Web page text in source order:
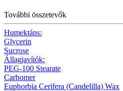
További összetevők
Humektáns:
Glycerin
Sucrose
Állagjavítók:
PEG-100 Stearate
Carbomer
Euphorbia Cerifera (Candelilla) Wax